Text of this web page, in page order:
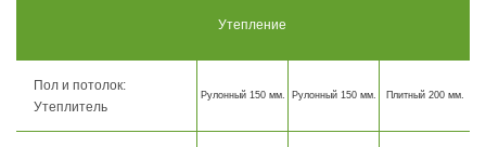
Утепление
Пол и потолок:
Утеплитель
Рулонный 150 мм. Рулонный 150 мм. Плитный 200 мм.